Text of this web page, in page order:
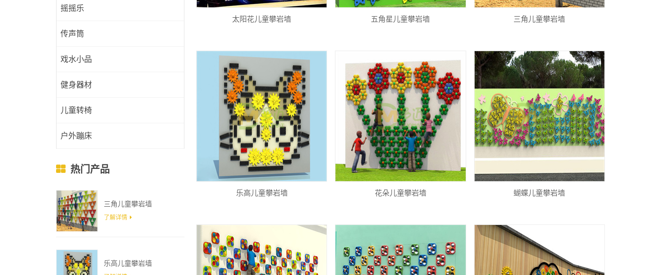
太阳花儿童攀岩墙 五角星儿童攀岩墙 三角儿童攀岩墙
乐高儿童攀岩墙 花朵儿童攀岩墙 蝴蝶儿童攀岩墙
摇摇乐
传声筒
戏水小品
健身器材
儿童转椅
户外蹦床
热门产品
三角儿童攀岩墙
了解详情
乐高儿童攀岩墙